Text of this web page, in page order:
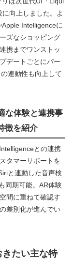
向上しました。よ
Intelligenceに
ズなショッピング
携までワンストッ
デートごとにパー
連動性も向上して
な体験と連携事
徴を紹介
との連携
タマーサポートを
と連動した音声検
同期可能。AR体験
間に重ねて確認す
差別化が進んでい
たい主な特